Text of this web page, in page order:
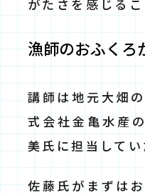
がたさを感じる
漁師のおふくろ
講師は地元大畑
式会社金亀水産
美氏に担当してい
佐藤氏がまずは